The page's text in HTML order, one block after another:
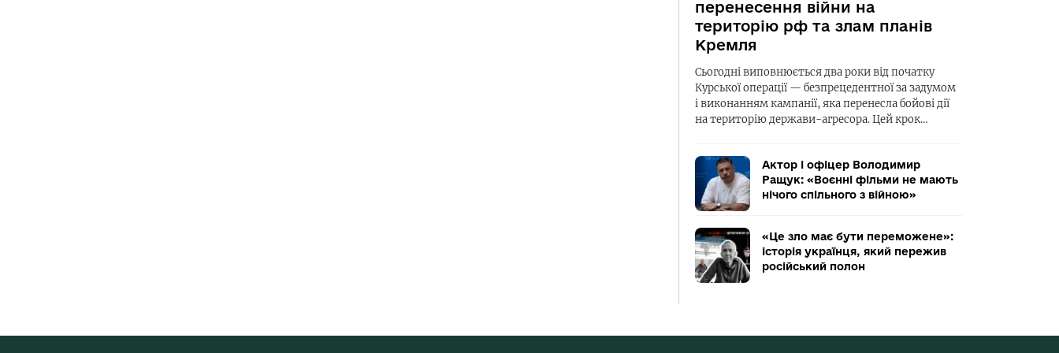
перенесення війни на
територію рф та злам планів
Кремля
Сьогодні виповнюється два роки від початку
Курської операції — безпрецедентної за задумом
і виконанням кампанії, яка перенесла бойові дії
на територію держави-агресора. Цей крок…
Актор і офіцер Володимир
Ращук: «Воєнні фільми не мають
нічого спільного з війною»
«Це зло має бути переможене»:
історія українця, який пережив
російський полон